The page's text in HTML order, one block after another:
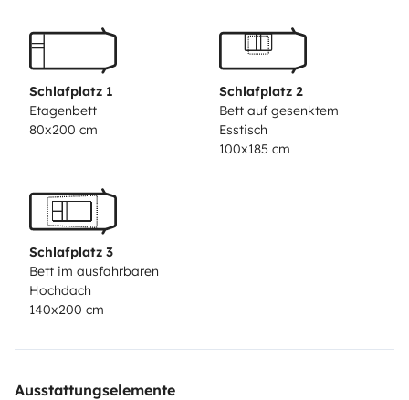
de aireque van alojados por toda la autocaravana,
por lo que la sensación es muy cálida en la estancia.
Cuenta con muchos extras como boiler
claliente,portabicis para 3 unidades,bombade
salida de olores del WC,
rueda de repuesto
gran maleteroy una gran claraboya
que da gran luminosidad a toda la casa.
Schlafplatz 1
Etagenbett
80x200 cm
Schlafplatz 2
Bett auf gesenktem
Esstisch
100x185 cm
Schlafplatz 3
Bett im ausfahrbaren
Hochdach
140x200 cm
Ausstattungselemente